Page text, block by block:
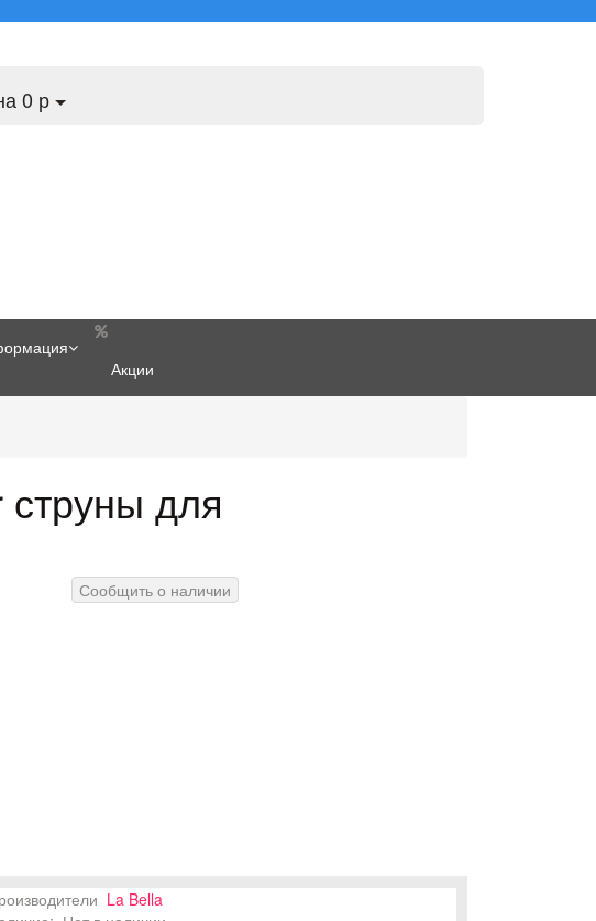
0 р
Акции
для
Сообщить о наличии
La Bella